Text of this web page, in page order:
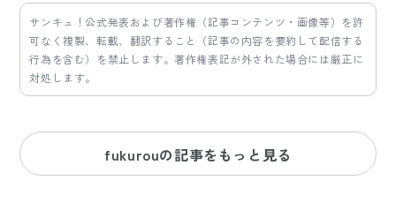
サンキュ！公式発表および著作権（記事コンテンツ・画像等）を許
可なく複製、転載、翻訳すること（記事の内容を要約して配信する
行為を含む）を禁止します。著作権表記が外された場合には厳正に
対処します。
fukurouの記事をもっと見る